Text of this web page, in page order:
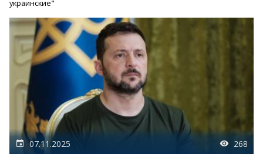
украинские"
07.11.2025 268